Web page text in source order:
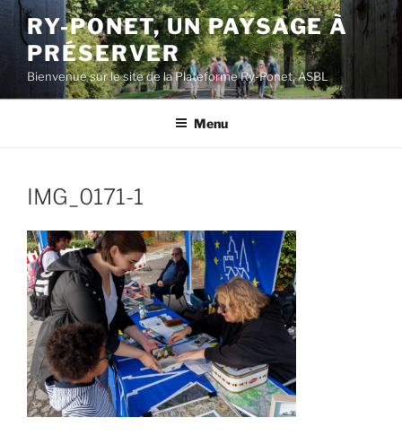
Aller
contenu
principal
RY-PONET, UN PAYSAGE À
PRÉSERVER
Bienvenue sur le site de la Plateforme Ry-Ponet, ASBL
Menu
IMG_0171-1